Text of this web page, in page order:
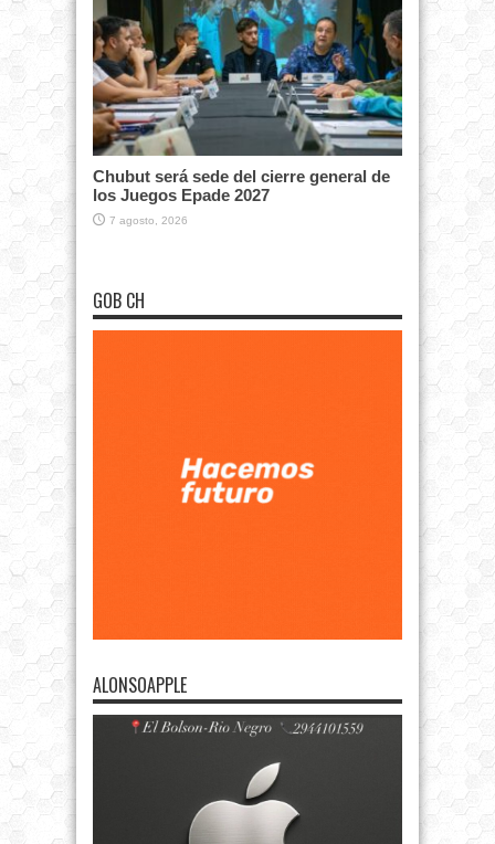
Chubut será sede del cierre general de
los Juegos Epade 2027
7 agosto, 2026
GOB CH
ALONSOAPPLE